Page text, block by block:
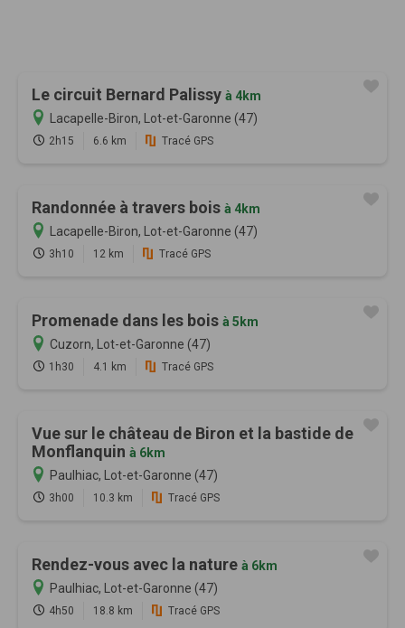
Le circuit Bernard Palissy à 4km
Lacapelle-Biron, Lot-et-Garonne (47)
2h15 6.6 km Tracé GPS
Randonnée à travers bois à 4km
Lacapelle-Biron, Lot-et-Garonne (47)
3h10 12 km Tracé GPS
Promenade dans les bois à 5km
Cuzorn, Lot-et-Garonne (47)
1h30 4.1 km Tracé GPS
Vue sur le château de Biron et la bastide de
Monflanquin à 6km
Paulhiac, Lot-et-Garonne (47)
3h00 10.3 km Tracé GPS
Rendez-vous avec la nature à 6km
Paulhiac, Lot-et-Garonne (47)
4h50 18.8 km Tracé GPS